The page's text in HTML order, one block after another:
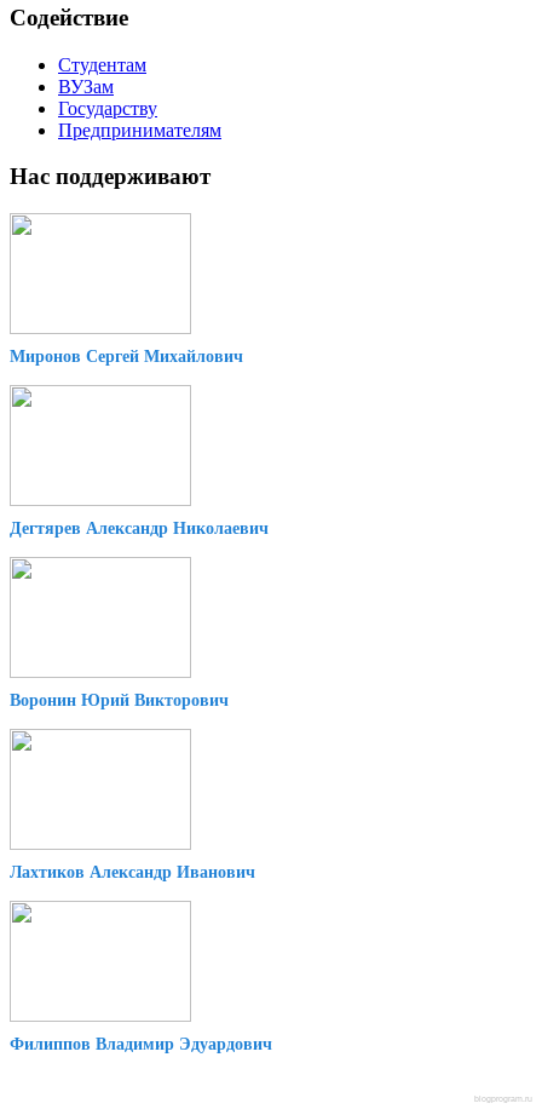
Содействие
Студентам
ВУЗам
Государству
Предпринимателям
Нас поддерживают
Миронов Сергей Михайлович
Дегтярев Александр Николаевич
Воронин Юрий Викторович
Лахтиков Александр Иванович
Филиппов Владимир Эдуардович
blogprogram.ru